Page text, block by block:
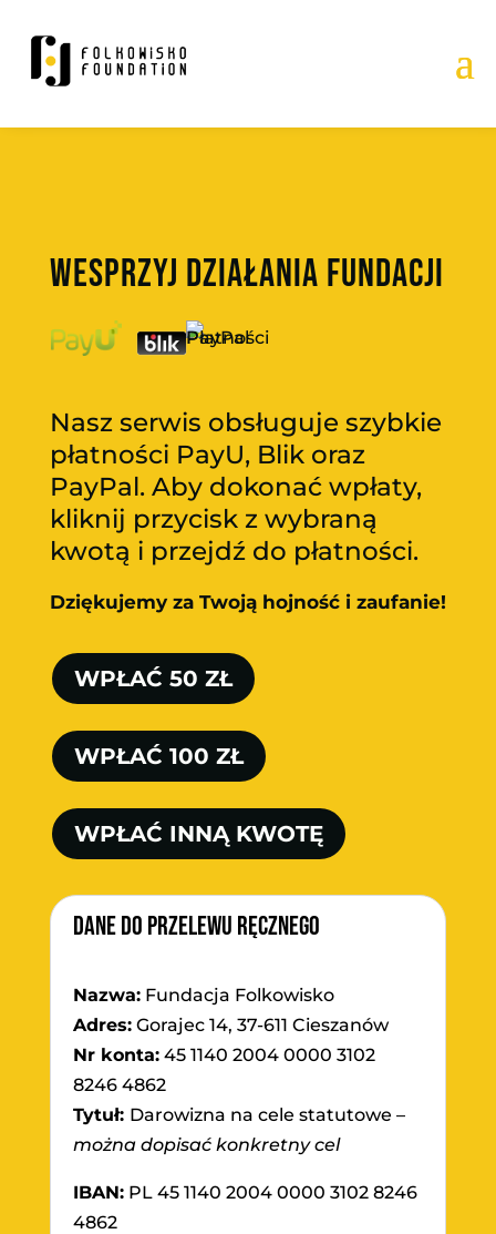
WESPRZYJ DZIAŁANIA FUNDACJI
Nasz serwis obsługuje szybkie
płatności PayU, Blik oraz
PayPal. Aby dokonać wpłaty,
kliknij przycisk z wybraną
kwotą i przejdź do płatności.
Dziękujemy za Twoją hojność i zaufanie!
WPŁAĆ 50 ZŁ
WPŁAĆ 100 ZŁ
WPŁAĆ INNĄ KWOTĘ
Dane do przelewu ręcznego
Nazwa:Fundacja Folkowisko
Adres:Gorajec 14, 37-611 Cieszanów
Nr konta:45 1140 2004 0000 3102
8246 4862
Tytuł: Darowizna na cele statutowe –
można dopisać konkretny cel
IBAN:PL 45 1140 2004 0000 3102 8246
4862